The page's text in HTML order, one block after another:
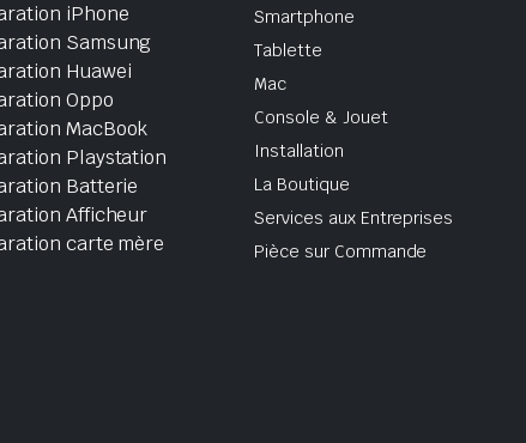
iPhone
Samsung
Huawei
Oppo
MacBook
Playstation
Batterie
Afficheur
carte mère
Smartphone
Tablette
Mac
Console & Jouet
Installation
La Boutique
Services aux Entreprises
Pièce sur Commande